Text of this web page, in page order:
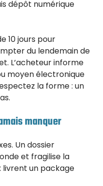
dépôt numérique
10 jours pour
du lendemain de
L’acheteur informe
moyen électronique
la forme : un
manquer
Un dossier
et fragilise la
livrent un package